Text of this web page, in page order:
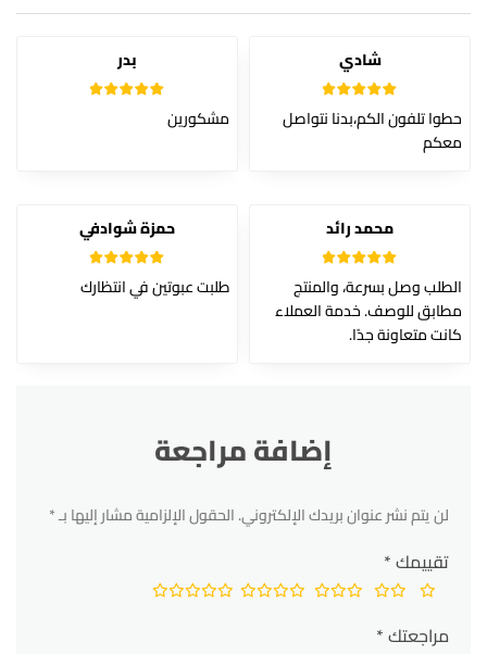
شادي
تم
الت
قي
حطوا تلفون الكم،بدنا نتواصل
معكم
بدر
مشكورين
محمد رائد
تم التقييم
من 5
الطلب وصل بسرعة، والمنتج
مطابق للوصف. خدمة العملاء
كانت متعاونة جدًا.
حمزة شوادفي
تم التقييم
من 5
طلبت عبوتين في انتظارك
إضافة مراجعة
لن يتم نشر عنوان بريدك الإلكتروني.الحقول الإلزامية مشار إليها بـ*
تقييمك*
مراجعتك*